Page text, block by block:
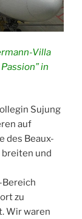
Villa
in
Sujung
auf
des Beaux-
und
Bereich
zu
Wir waren